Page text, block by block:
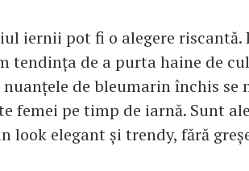
iernii pot fi o alegere riscantă.
tendința de a purta haine de
de bleumarin închis se
femei pe timp de iarnă. Sunt
look elegant și trendy, fără